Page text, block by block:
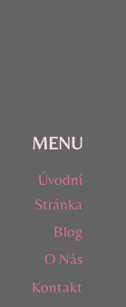
MENU
Úvodní
Stránka
Blog
O Nás
Kontakt